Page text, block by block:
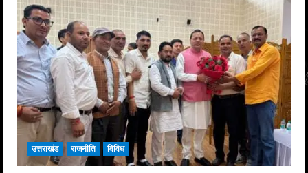
उत्तराखंड राजनीति विविध